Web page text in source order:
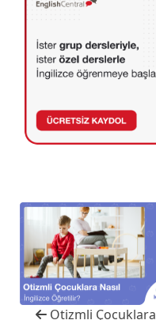
Otizmli Çocuklara